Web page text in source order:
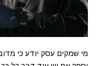
מי שמקים עסק יודע כי